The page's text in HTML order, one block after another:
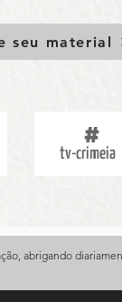
seu material
tv-crimeia
abrigando